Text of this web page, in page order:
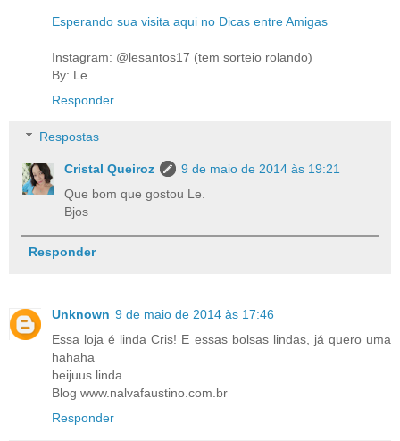
Esperando sua visita aqui no Dicas entre Amigas
Instagram: @lesantos17 (tem sorteio rolando)
By: Le
Responder
Respostas
Cristal Queiroz
9 de maio de 2014 às 19:21
Que bom que gostou Le.
Bjos
Responder
Unknown 9 de maio de 2014 às 17:46
Essa loja é linda Cris! E essas bolsas lindas, já quero uma
hahaha
beijuus linda
Blog www.nalvafaustino.com.br
Responder